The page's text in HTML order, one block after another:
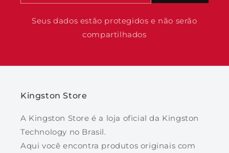
Seus dados estão protegidos e não serão
compartilhados
Kingston Store
A Kingston Store é a loja oficial da Kingston
Technology no Brasil.
Aqui você encontra produtos originais com